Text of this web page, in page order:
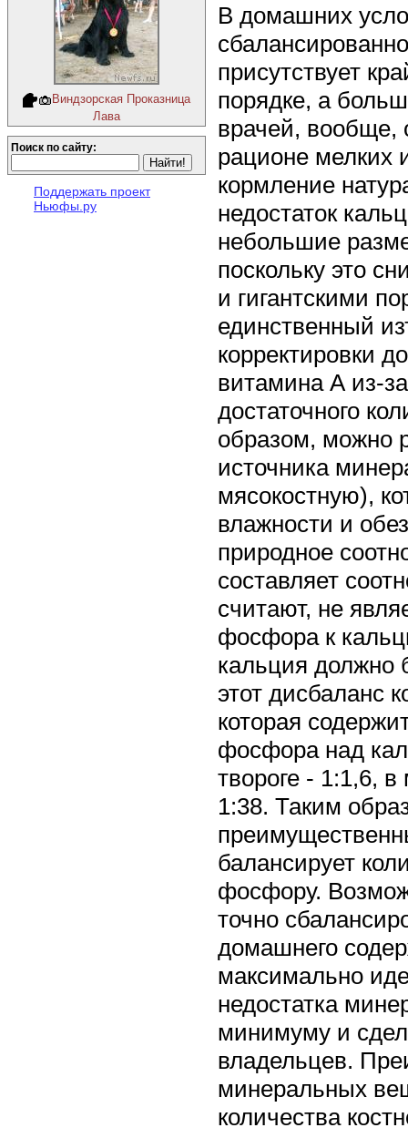
Виндзорская Проказница
Лава
Поиск по сайту:
Поддержать проект
Ньюфы.ру
В домашних
присутствует
порядке, а
врачей, вообще,
рационе мелких
кормление
недостаток
небольшие
поскольку это
и гигантскими
единственный
корректировки
витамина А из-
достаточного
образом, можно
источника
мясокостную),
влажности и
природное
составляет
считают, не
фосфора к
кальция
этот дисбаланс
которая
фосфора над
твороге - 1:1,6,
1:38. Таким
балансирует
фосфору.
точно
домашнего
максимально
недостатка
минимуму и
владельцев.
минеральных
количества